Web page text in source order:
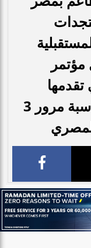
لعملائها في مصر، وذلك بمناسبة مرور 3